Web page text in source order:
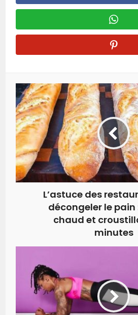
L’astuce des
décongeler le
chaud et
minutes